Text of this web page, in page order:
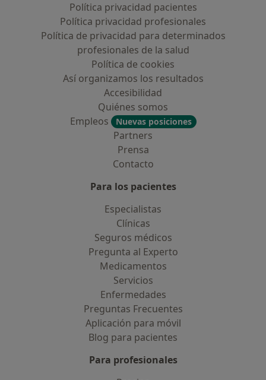
Política privacidad pacientes
Política privacidad profesionales
Política de privacidad para determinados
profesionales de la salud
Política de cookies
Así organizamos los resultados
Accesibilidad
Quiénes somos
Empleos
Nuevas posiciones
Partners
Prensa
Contacto
Para los pacientes
Especialistas
Clínicas
Seguros médicos
Pregunta al Experto
Medicamentos
Servicios
Enfermedades
Preguntas Frecuentes
Aplicación para móvil
Blog para pacientes
Para profesionales